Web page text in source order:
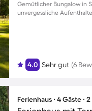
Gemütlicher Bungalow in
unvergessliche
4.0 Sehr gut (6
Ferienhaus ∙ 4 Gäste ∙